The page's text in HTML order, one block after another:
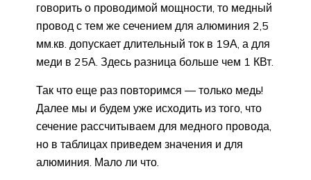
говорить о проводимой мощности, то медный
провод с тем же сечением для алюминия 2,5
мм.кв. допускает длительный ток в 19А, а для
меди в 25А. Здесь разница больше чем 1 КВт.
Так что еще раз повторимся — только медь!
Далее мы и будем уже исходить из того, что
сечение рассчитываем для медного провода,
но в таблицах приведем значения и для
алюминия. Мало ли что.